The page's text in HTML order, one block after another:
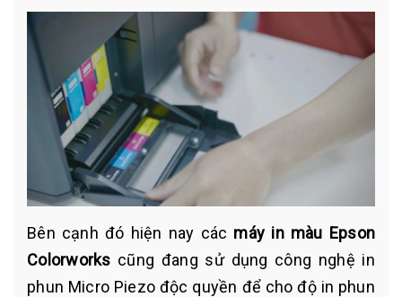
Bên cạnh đó hiện nay các máy in màu Epson
Colorworks cũng đang sử dụng công nghệ in
phun Micro Piezo độc quyền để cho độ in phun